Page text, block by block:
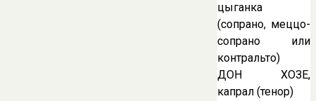
цыганка
(сопрано, меццо-
сопрано или
контральто)
ДОН ХОЗЕ,
капрал (тенор)